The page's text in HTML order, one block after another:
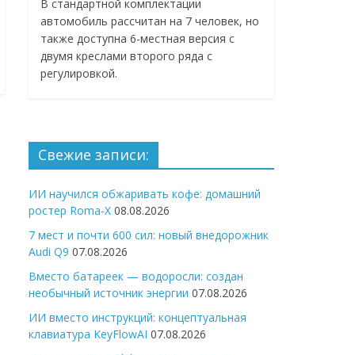
В стандартной комплектации
автомобиль рассчитан на 7 человек, но
также доступна 6-местная версия с
двумя креслами второго ряда с
регулировкой.
Свежие записи:
ИИ научился обжаривать кофе: домашний
ростер Roma-X 08.08.2026
7 мест и почти 600 сил: новый внедорожник
Audi Q9 07.08.2026
Вместо батареек — водоросли: создан
необычный источник энергии 07.08.2026
ИИ вместо инструкций: концептуальная
клавиатура KeyFlowAI 07.08.2026